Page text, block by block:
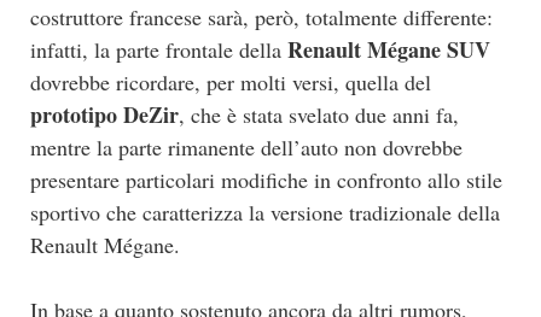
costruttore francese sarà, però, totalmente differente:
infatti, la parte frontale della Renault Mégane SUV
dovrebbe ricordare, per molti versi, quella del
prototipo DeZir, che è stata svelato due anni fa,
mentre la parte rimanente dell’auto non dovrebbe
presentare particolari modifiche in confronto allo stile
sportivo che caratterizza la versione tradizionale della
Renault Mégane.
In base a quanto sostenuto ancora da altri rumors,